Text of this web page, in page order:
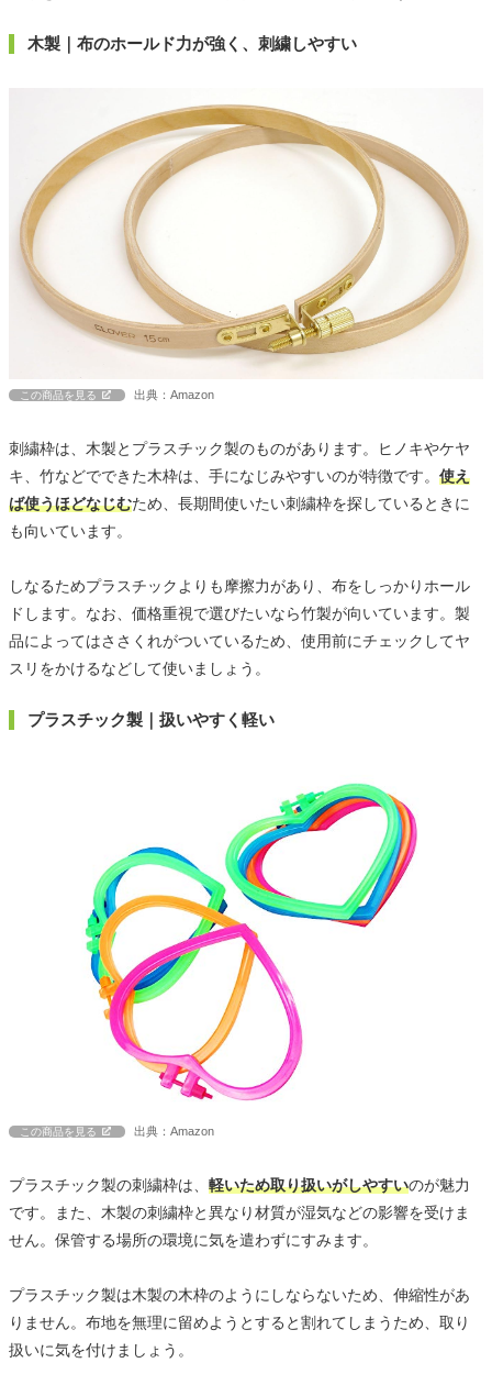
木製｜布のホールド力が強く、刺繍しやすい
この商品を見る 出典：Amazon
刺繍枠は、木製とプラスチック製のものがあります。ヒノキやケヤ
キ、竹などでできた木枠は、手になじみやすいのが特徴です。 使え
ば使うほどなじむため、長期間使いたい刺繍枠を探しているときに
も向いています。
しなるためプラスチックよりも摩擦力があり、布をしっかりホール
ドします。なお、価格重視で選びたいなら竹製が向いています。製
品によってはささくれがついているため、使用前にチェックしてヤ
スリをかけるなどして使いましょう。
プラスチック製｜扱いやすく軽い
この商品を見る 出典：Amazon
プラスチック製の刺繍枠は、 軽いため取り扱いがしやすいのが魅力
です。また、木製の刺繍枠と異なり材質が湿気などの影響を受けま
せん。保管する場所の環境に気を遣わずにすみます。
プラスチック製は木製の木枠のようにしならないため、伸縮性があ
りません。布地を無理に留めようとすると割れてしまうため、取り
扱いに気を付けましょう。